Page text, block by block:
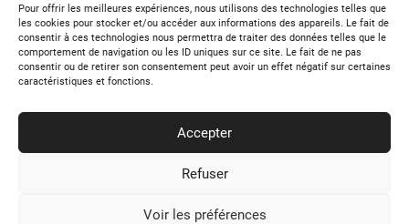
Pour offrir les meilleures expériences, nous utilisons des technologies telles que
les cookies pour stocker et/ou accéder aux informations des appareils. Le fait de
consentir à ces technologies nous permettra de traiter des données telles que le
comportement de navigation ou les ID uniques sur ce site. Le fait de ne pas
consentir ou de retirer son consentement peut avoir un effet négatif sur certaines
caractéristiques et fonctions.
Accepter
Refuser
Voir les préférences
Comment identifier rapidement les vers blancs dans
votre maison
Sapin de Noël écoresponsable : idées déco durables
et originales
Suivez-Nous Sur Facebook